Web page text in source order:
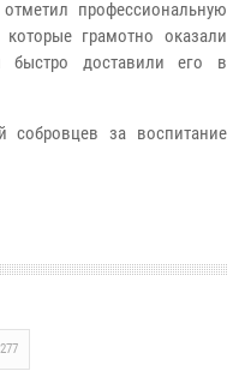
профессиональную
которые грамотно оказали
доставили его в
собровцев за воспитание
277